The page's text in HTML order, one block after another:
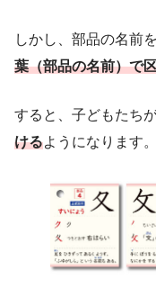
しかし、部品の名前
葉（部品の名前）で
すると、子どもたち
けるようになります。